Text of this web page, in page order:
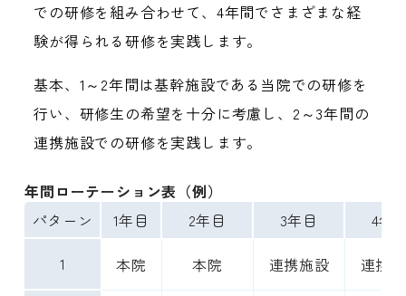
での研修を組み合わせて、4年間でさまざまな経
験が得られる研修を実践します。
基本、1～2年間は基幹施設である当院での研修を
行い、研修生の希望を十分に考慮し、2～3年間の
連携施設での研修を実践します。
年間ローテーション表（例）
パターン
1年目 2年目 3年目
4年
1
本院 本院 連携施設 連携